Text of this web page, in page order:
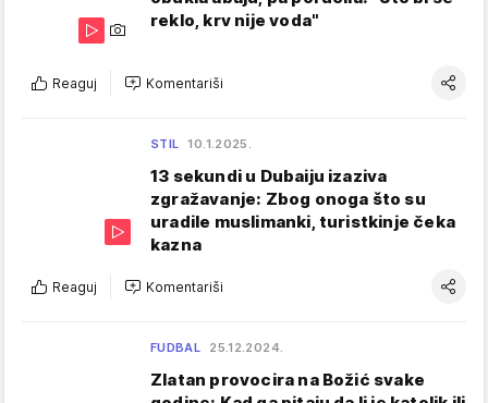
reklo, krv nije voda"
Reaguj Komentariši
STIL 10.1.2025.
13 sekundi u Dubaiju izaziva
zgražavanje: Zbog onoga što su
uradile muslimanki, turistkinje čeka
kazna
Reaguj Komentariši
FUDBAL 25.12.2024.
Zlatan provocira na Božić svake